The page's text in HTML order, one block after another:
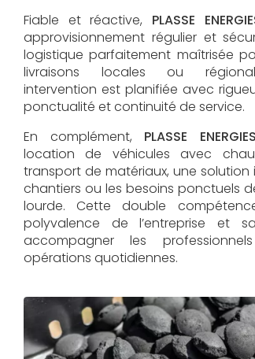
Fiable et réactive, PLASSE
approvisionnement régulier et
logistique parfaitement maîtrisée
livraisons locales ou
intervention est planifiée avec
ponctualité et continuité de service.
En complément, PLASSE ENERGIES
location de véhicules avec
transport de matériaux, une solution
chantiers ou les besoins ponctuels
lourde. Cette double
polyvalence de l’entreprise et
accompagner les
opérations quotidiennes.